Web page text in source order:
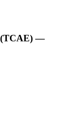
(TCAE) —